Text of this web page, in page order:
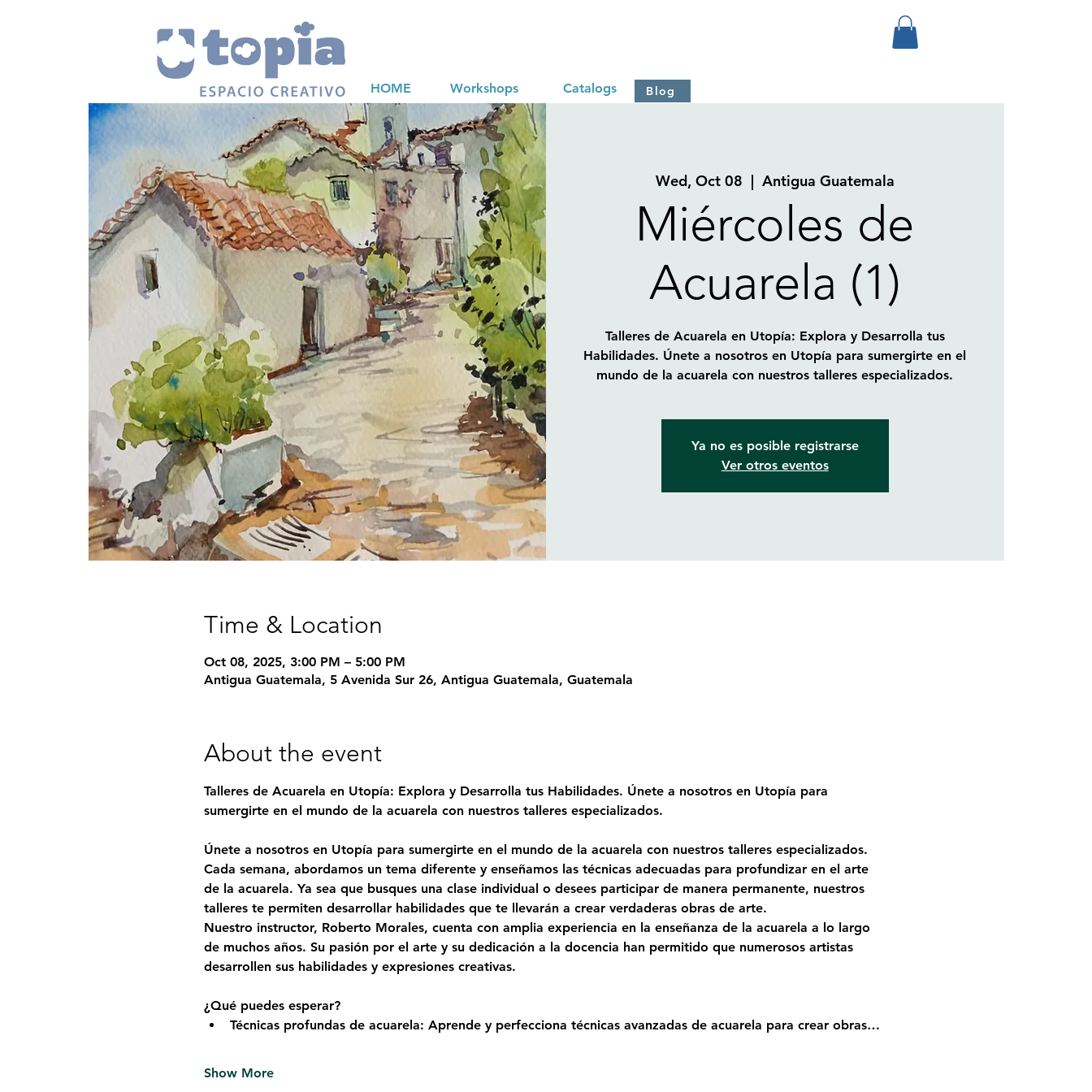
HOME Workshops Catalogs Blog
Wed, Oct 08
  |
Antigua Guatemala
Miércoles de
Acuarela (1)
Talleres de Acuarela en Utopía: Explora y Desarrolla tus
Habilidades. Únete a nosotros en Utopía para sumergirte en el
mundo de la acuarela con nuestros talleres especializados.
Ya no es posible registrarse
Ver otros eventos
Time & Location
Oct 08, 2025, 3:00 PM – 5:00 PM
Antigua Guatemala, 5 Avenida Sur 26, Antigua Guatemala, Guatemala
About the event
Talleres de Acuarela en Utopía: Explora y Desarrolla tus Habilidades. Únete a nosotros en Utopía para
sumergirte en el mundo de la acuarela con nuestros talleres especializados.
Únete a nosotros en Utopía para sumergirte en el mundo de la acuarela con nuestros talleres especializados.
Cada semana, abordamos un tema diferente y enseñamos las técnicas adecuadas para profundizar en el arte
de la acuarela. Ya sea que busques una clase individual o desees participar de manera permanente, nuestros
talleres te permiten desarrollar habilidades que te llevarán a crear verdaderas obras de arte.
Nuestro instructor, Roberto Morales, cuenta con amplia experiencia en la enseñanza de la acuarela a lo largo
de muchos años. Su pasión por el arte y su dedicación a la docencia han permitido que numerosos artistas
desarrollen sus habilidades y expresiones creativas.
¿Qué puedes esperar?
Técnicas profundas de acuarela: Aprende y perfecciona técnicas avanzadas de acuarela para crear obras…
Show More